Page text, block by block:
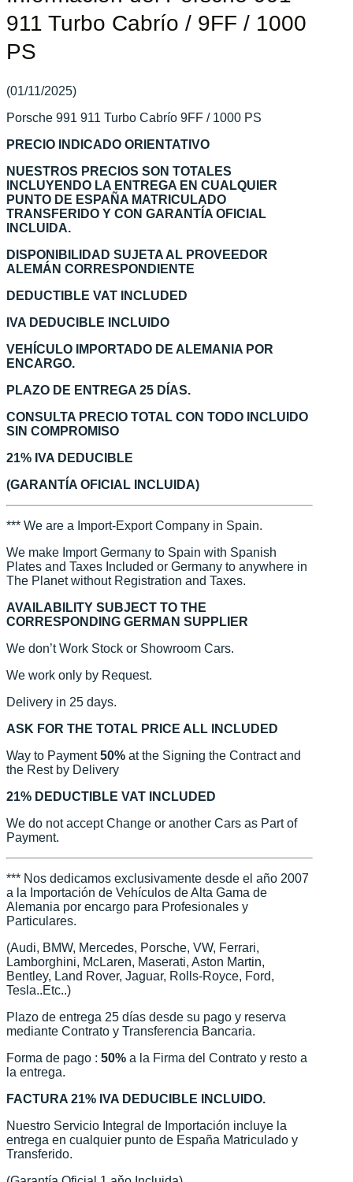
911 Turbo Cabrío / 9FF / 1000
PS
(01/11/2025)
Porsche 991 911 Turbo Cabrío 9FF / 1000 PS
PRECIO INDICADO ORIENTATIVO
NUESTROS PRECIOS SON TOTALES
INCLUYENDO LA ENTREGA EN CUALQUIER
PUNTO DE ESPAÑA MATRICULADO
TRANSFERIDO Y CON GARANTÍA OFICIAL
INCLUIDA.
DISPONIBILIDAD SUJETA AL PROVEEDOR
ALEMÁN CORRESPONDIENTE
DEDUCTIBLE VAT INCLUDED
IVA DEDUCIBLE INCLUIDO
VEHÍCULO IMPORTADO DE ALEMANIA POR
ENCARGO.
PLAZO DE ENTREGA 25 DÍAS.
CONSULTA PRECIO TOTAL CON TODO INCLUIDO
SIN COMPROMISO
21% IVA DEDUCIBLE
(GARANTÍA OFICIAL INCLUIDA)
*** We are a Import-Export Company in Spain.
We make Import Germany to Spain with Spanish
Plates and Taxes Included or Germany to anywhere in
The Planet without Registration and Taxes.
AVAILABILITY SUBJECT TO THE
CORRESPONDING GERMAN SUPPLIER
We don’t Work Stock or Showroom Cars.
We work only by Request.
Delivery in 25 days.
ASK FOR THE TOTAL PRICE ALL INCLUDED
Way to Payment50% at the Signing the Contract and
the Rest by Delivery
21% DEDUCTIBLE VAT INCLUDED
We do not accept Change or another Cars as Part of
Payment.
*** Nos dedicamos exclusivamente desde el año 2007
a la Importación de Vehículos de Alta Gama de
Alemania por encargo para Profesionales y
Particulares.
(Audi, BMW, Mercedes, Porsche, VW, Ferrari,
Lamborghini, McLaren, Maserati, Aston Martin,
Bentley, Land Rover, Jaguar, Rolls-Royce, Ford,
Tesla..Etc..)
Plazo de entrega 25 días desde su pago y reserva
mediante Contrato y Transferencia Bancaria.
Forma de pago : 50% a la Firma del Contrato y resto a
la entrega.
FACTURA 21% IVA DEDUCIBLE INCLUIDO.
Nuestro Servicio Integral de Importación incluye la
entrega en cualquier punto de España Matriculado y
Transferido.